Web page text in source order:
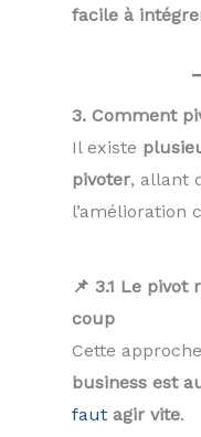
facile à
3. Comment
Il existe
pivoter, allant
l’amélioration
📌 3.1 Le
coup
Cette
business est
faut agir vite.